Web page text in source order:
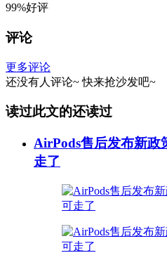
99%好评
评论
更多评论
还没有人评论~ 快来抢沙发吧~
读过此文的还读过
AirPods售后发布新政
走了